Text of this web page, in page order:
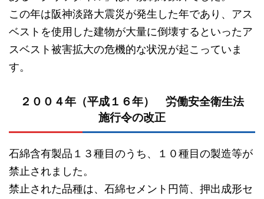
この年は阪神淡路大震災が発生した年であり、アス
ベストを使用した建物が大量に倒壊するといったア
スベスト被害拡大の危機的な状況が起こっていま
す。
２００４年（平成１６年） 労働安全衛生法
施行令の改正
石綿含有製品１３種目のうち、１０種目の製造等が
禁止されました。
禁止された品種は、石綿セメント円筒、押出成形セ